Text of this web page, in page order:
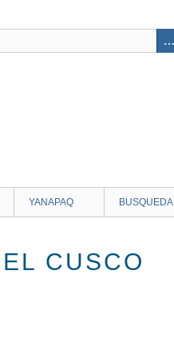
YANAPAQ BUSQUEDA
CUSCO